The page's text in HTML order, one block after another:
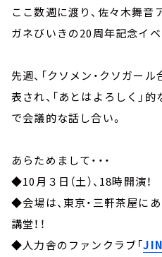
ここ数週に渡り、佐々木舞
ガネびいきの20周年記念イベ
先週、「クソメン・クソガー
表され、「あとはよろしく」
で会議的な話し合い。
あらためまして・・・
◆10月３日（土）、18時開演！
◆会場は、東京・三軒茶屋に
講堂！！
◆人力舎のファンクラブ「